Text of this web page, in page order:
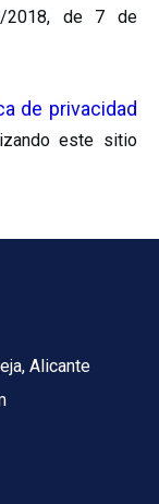
2018, de 7 de
de privacidad
este sitio
Alicante